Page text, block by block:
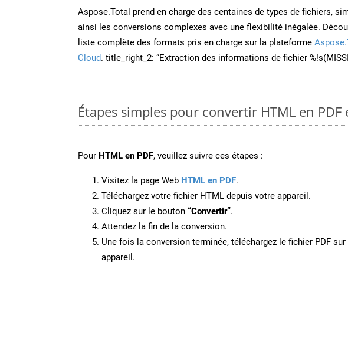
Aspose.Total prend en charge des centaines de types de fichiers,
ainsi les conversions complexes avec une flexibilité inégalée.
liste complète des formats pris en charge sur la plateforme
Cloud. title_right_2: “Extraction des informations de fichier
Étapes simples pour convertir HTML en PDF
Pour HTML en PDF, veuillez suivre ces étapes :
Visitez la page Web HTML en PDF.
Téléchargez votre fichier HTML depuis votre appareil.
Cliquez sur le bouton “Convertir”.
Attendez la fin de la conversion.
Une fois la conversion terminée, téléchargez le fichier PDF
appareil.